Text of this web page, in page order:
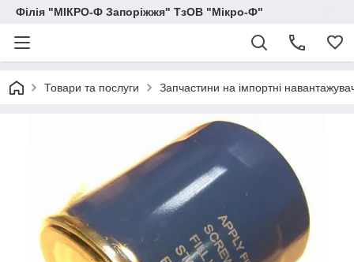
Філія "МІКРО-Ф Запоріжжя" ТзОВ "Мікро-Ф"
Товари та послуги Запчастини на імпортні